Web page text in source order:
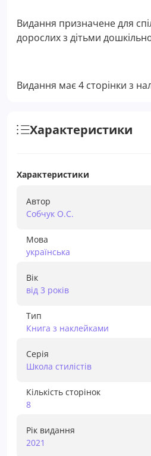
Видання призначене для
дорослих з дітьми
Видання має 4 сторінки з
Характеристики
Характеристики
Автор
Собчук О.С.
Мова
українська
Вік
від 3 років
Тип
Книга з наклейками
Серія
Школа стилістів
Кількість сторінок
8
Рік видання
2021